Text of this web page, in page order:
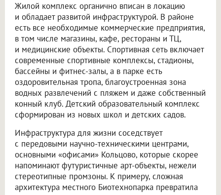
Жилой комплекс органично вписан в локацию
и обладает развитой инфраструктурой. В районе
есть все необходимые коммерческие предприятия,
в том числе магазины, кафе, рестораны и ТЦ,
и медицинские объекты. Спортивная сеть включает
современные спортивные комплексы, стадионы,
бассейны и фитнес-залы, а в парке есть
оздоровительная тропа, благоустроенная зона
водных развлечений с пляжем и даже собственный
конный клуб. Детский образовательный комплекс
сформирован из новых школ и детских садов.
Инфраструктура для жизни соседствует
с передовыми научно-техническими центрами,
основными «офисами» Кольцово, которые скорее
напоминают футуристичные арт-объекты, нежели
стереотипные промзоны. К примеру, сложная
архитектура местного Биотехнопарка превратила